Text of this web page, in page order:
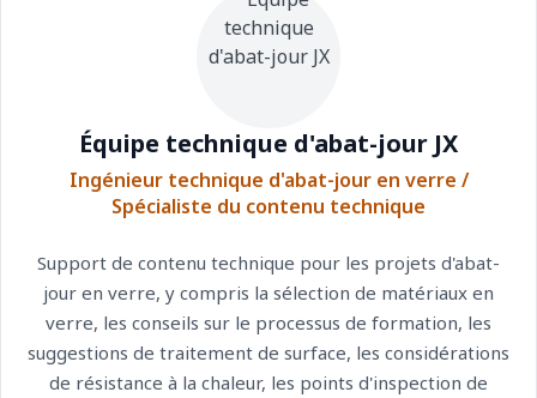
Équipe technique d'abat-jour JX
Ingénieur technique d'abat-jour en verre /
Spécialiste du contenu technique
Support de contenu technique pour les projets d'abat-
jour en verre, y compris la sélection de matériaux en
verre, les conseils sur le processus de formation, les
suggestions de traitement de surface, les considérations
de résistance à la chaleur, les points d'inspection de